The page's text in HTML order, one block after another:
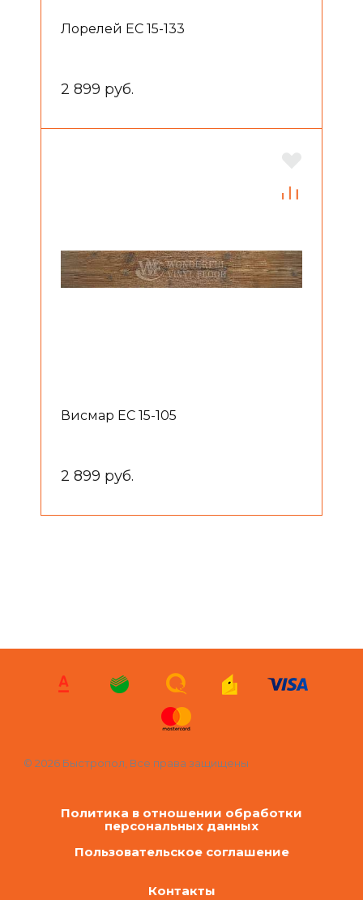
Лорелей EC 15-133
2 899 руб.
Висмар EC 15-105
2 899 руб.
© 2026 Быстропол, Все права защищены
Политика в отношении обработки
персональных данных
Пользовательское соглашение
Контакты